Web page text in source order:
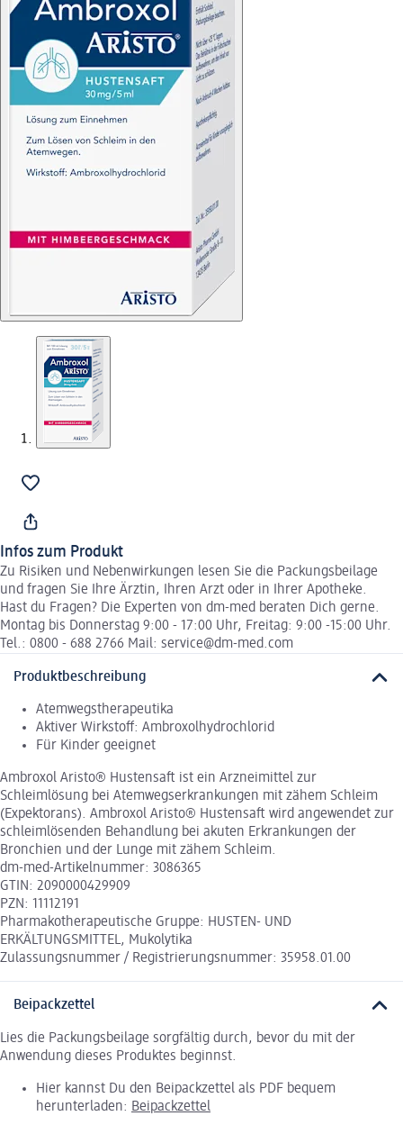
Infos zum Produkt
Zu Risiken und Nebenwirkungen lesen Sie die Packungsbeilage
und fragen Sie Ihre Ärztin, Ihren Arzt oder in Ihrer Apotheke.
Hast du Fragen? Die Experten von dm-med beraten Dich gerne.
Montag bis Donnerstag 9:00 - 17:00 Uhr, Freitag: 9:00 -15:00 Uhr.
Tel.: 0800 - 688 2766 Mail: service@dm-med.com
Produktbeschreibung
Atemwegs­therapeutika
Aktiver Wirkstoff: Ambroxolhydrochlorid
Für Kinder geeignet
Ambroxol Aristo® Hustensaft ist ein Arzneimittel zur
Schleimlösung bei Atemwegserkrankungen mit zähem Schleim
(Expektorans). Ambroxol Aristo® Hustensaft wird angewendet zur
schleimlösenden Behandlung bei akuten Erkrankungen der
Bronchien und der Lunge mit zähem Schleim.
dm-med-Artikelnummer: 3086365
GTIN: 2090000429909
PZN: 11112191
Pharmakotherapeutische Gruppe: HUSTEN- UND
ERKÄLTUNGSMITTEL, Mukolytika
Zulassungsnummer / Registrierungsnummer: 35958.01.00
Beipackzettel
Lies die Packungsbeilage sorgfältig durch, bevor du mit der
Anwendung dieses Produktes beginnst.
Hier kannst Du den Beipackzettel als PDF bequem
herunterladen: Beipackzettel